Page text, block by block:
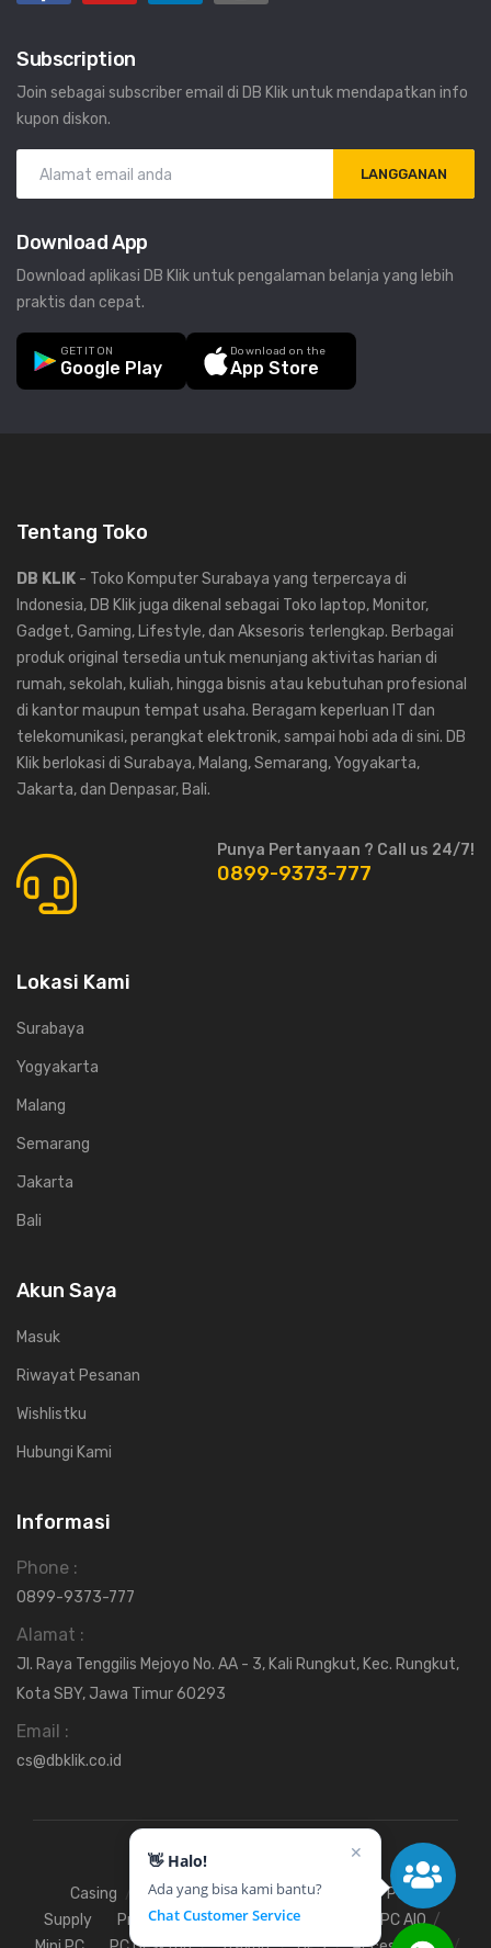
👋 Halo!
Ada yang bisa kami bantu?
Chat Customer Service
✕
Subscription
Join sebagai subscriber email di DB Klik untuk mendapatkan info
kupon diskon.
LANGGANAN
Download App
Download aplikasi DB Klik untuk pengalaman belanja yang lebih
praktis dan cepat.
GET IT ON
Google Play
Download on the
App Store
Tentang Toko
DB KLIK - Toko Komputer Surabaya yang terpercaya di
Indonesia, DB Klik juga dikenal sebagai Toko laptop, Monitor,
Gadget, Gaming, Lifestyle, dan Aksesoris terlengkap. Berbagai
produk original tersedia untuk menunjang aktivitas harian di
rumah, sekolah, kuliah, hingga bisnis atau kebutuhan profesional
di kantor maupun tempat usaha. Beragam keperluan IT dan
telekomunikasi, perangkat elektronik, sampai hobi ada di sini. DB
Klik berlokasi di Surabaya, Malang, Semarang, Yogyakarta,
Jakarta, dan Denpasar, Bali.
Punya Pertanyaan ? Call us 24/7!
0899-9373-777
Lokasi Kami
Surabaya
Yogyakarta
Malang
Semarang
Jakarta
Bali
Akun Saya
Masuk
Riwayat Pesanan
Wishlistku
Hubungi Kami
Informasi
Phone :
0899-9373-777
Alamat :
Jl. Raya Tenggilis Mejoyo No. AA - 3, Kali Rungkut, Kec. Rungkut,
Kota SBY, Jawa Timur 60293
Email :
cs@dbklik.co.id
Casing Fan Hardisk Motherboard
Power
Supply
Processor SSD RAM
PC AIO